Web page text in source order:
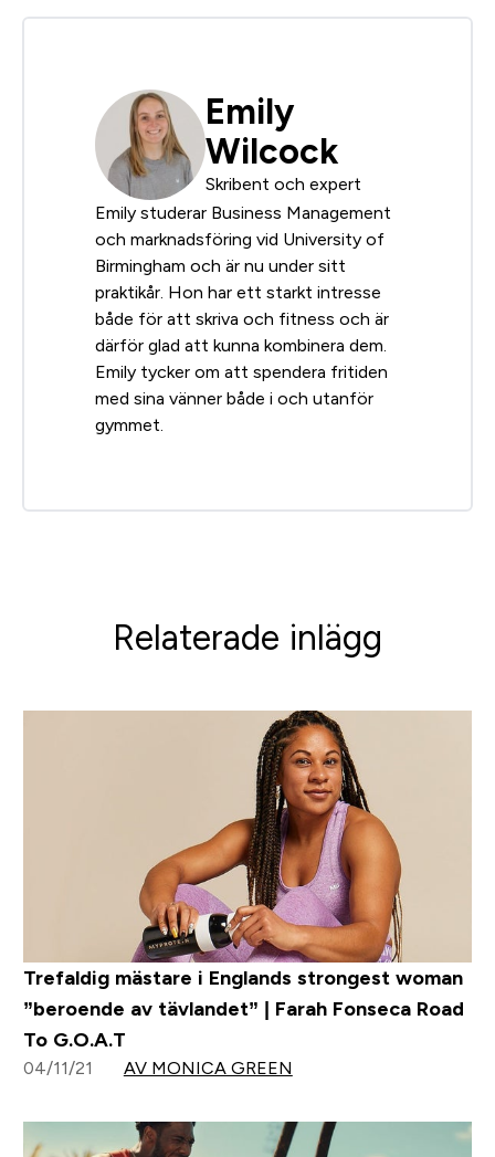
Emily
Wilcock
Skribent och expert
Emily studerar Business Management
och marknadsföring vid University of
Birmingham och är nu under sitt
praktikår. Hon har ett starkt intresse
både för att skriva och fitness och är
därför glad att kunna kombinera dem.
Emily tycker om att spendera fritiden
med sina vänner både i och utanför
gymmet.
Relaterade inlägg
Trefaldig mästare i Englands strongest woman
”beroende av tävlandet” | Farah Fonseca Road
To G.O.A.T
04/11/21 AV MONICA GREEN